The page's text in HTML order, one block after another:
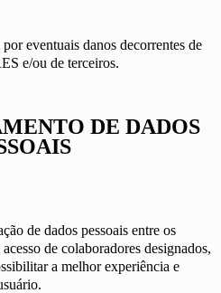
eventuais danos decorrentes de
e/ou de terceiros.
DE DADOS
de dados pessoais entre os
de colaboradores designados,
a melhor experiência e